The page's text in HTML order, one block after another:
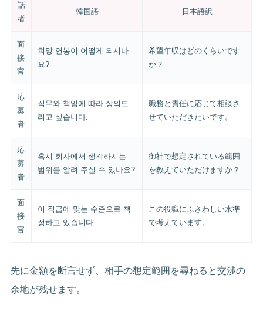
話
者
韓国語 日本語訳
面
接
官
희망 연봉이 어떻게 되시나
요?
希望年収はどのくらいです
か？
応
募
者
직무와 책임에 따라 상의드
리고 싶습니다.
職務と責任に応じて相談さ
せていただきたいです。
応
募
者
혹시 회사에서 생각하시는
범위를 알려 주실 수 있나요?
御社で想定されている範囲
を教えていただけますか？
面
接
官
이 직급에 맞는 수준으로 책
정하고 있습니다.
この役職にふさわしい水準
で考えています。
先に金額を断言せず、相手の想定範囲を尋ねると交渉の
余地が残せます。